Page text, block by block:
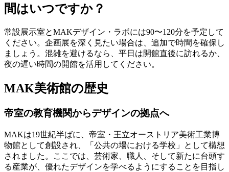
間はいつですか？
常設展示室とMAKデザイン・ラボには90〜120分を予定して
ください。企画展を深く見たい場合は、追加で時間を確保し
ましょう。混雑を避けるなら、平日は開館直後に訪れるか、
夜の遅い時間の開館を活用してください。
MAK美術館の歴史
帝室の教育機関からデザインの拠点へ
MAKは19世紀半ばに、帝室・王立オーストリア美術工業博
物館として創設され、「公共の場における学校」として構想
されました。ここでは、芸術家、職人、そして新たに台頭す
る産業が、優れたデザインを学べるようにすることを目指し